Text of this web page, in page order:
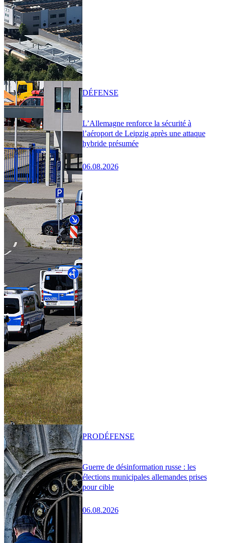
L’Allemagne renforce la sécurité à
l’aéroport de Leipzig après une attaque
hybride présumée
06.08.2026
DÉFENSE
Guerre de désinformation russe : les
élections municipales allemandes prises
pour cible
06.08.2026
PRODÉFENSE